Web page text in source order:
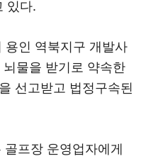
있다.
용인 역북지구 개발사
물을 받기로 약속한
선고받고 법정구속된
프장 운영업자에게